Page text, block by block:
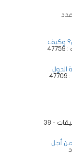
وكيف
الدول
- 38
من أجل